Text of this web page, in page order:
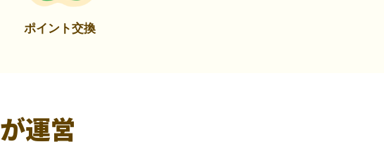
ポイント交換
が運営